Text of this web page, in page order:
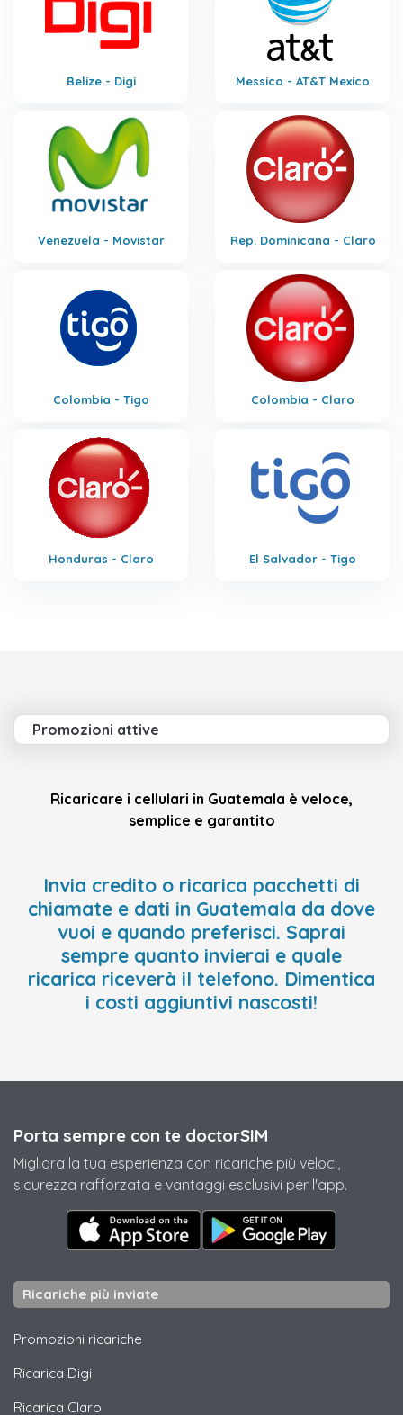
Belize - Digi Messico - AT&T Mexico
Venezuela - Movistar Rep. Dominicana - Claro
Colombia - Tigo Colombia - Claro
Honduras - Claro El Salvador - Tigo
Promozioni attive
Ricaricare i cellulari in Guatemala è veloce,
semplice e garantito
Invia credito o ricarica pacchetti di
chiamate e dati in Guatemala da dove
vuoi e quando preferisci. Saprai
sempre quanto invierai e quale
ricarica riceverà il telefono. Dimentica
i costi aggiuntivi nascosti!
Porta sempre con te doctorSIM
Migliora la tua esperienza con ricariche più veloci,
sicurezza rafforzata e vantaggi esclusivi per l'app.
Ricariche più inviate
Promozioni ricariche
Ricarica Digi
Ricarica Claro